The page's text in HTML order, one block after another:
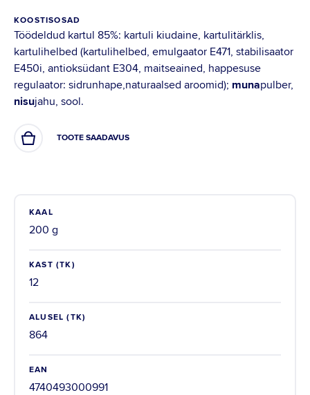
KOOSTISOSAD
Töödeldud kartul 85%: kartuli kiudaine, kartulitärklis,
kartulihelbed (kartulihelbed, emulgaator E471, stabilisaator
E450i, antioksüdant E304, maitseained, happesuse
regulaator: sidrunhape,naturaalsed aroomid); munapulber,
nisujahu, sool.
TOOTE SAADAVUS
KAAL
200 g
KAST (TK)
12
ALUSEL (TK)
864
EAN
4740493000991